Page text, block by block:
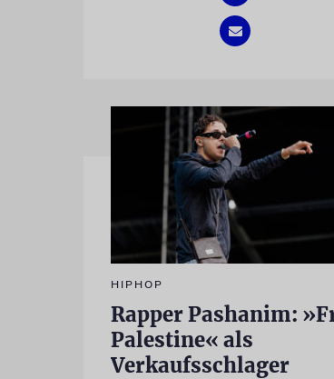
HIPHOP
Rapper Pashanim:
Palestine« als
Verkaufsschlager